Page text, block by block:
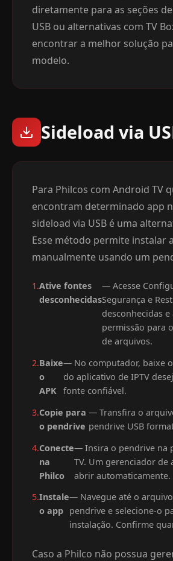
diretamente para as seções
USB ou alternativas com TV
encontrar a melhor solução
modelo.
Sideload via
Para Philcos com Android TV
encontram determinado app
sideload via USB é uma
Esse método permite instalar
manualmente usando um
1.Ative fontes
desconhecidas
— Acesse
Segurança e
desconhecidas e
permissão para
de arquivos.
2.Baixe
o
APK
— No computador, baixe
do aplicativo de IPTV
fonte confiável.
3.Copie para
o pendrive
— Transfira o
pendrive USB
4.Conecte
na
Philco
— Insira o pendrive na
TV. Um gerenciador de
abrir automaticamente.
5.Instale
o app
— Navegue até o arquivo
pendrive e selecione-o
instalação. Confirme
Caso a Philco não possua